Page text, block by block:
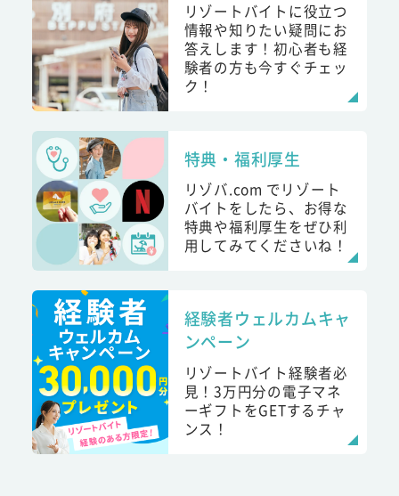
リゾートバイトに役立つ
情報や知りたい疑問にお
答えします！初心者も経
験者の方も今すぐチェッ
ク！
特典・福利厚生
リゾバ.com でリゾート
バイトをしたら、お得な
特典や福利厚生をぜひ利
用してみてくださいね！
経験者ウェルカムキャ
ンペーン
リゾートバイト経験者必
見！3万円分の電子マネ
ーギフトをGETするチャ
ンス！